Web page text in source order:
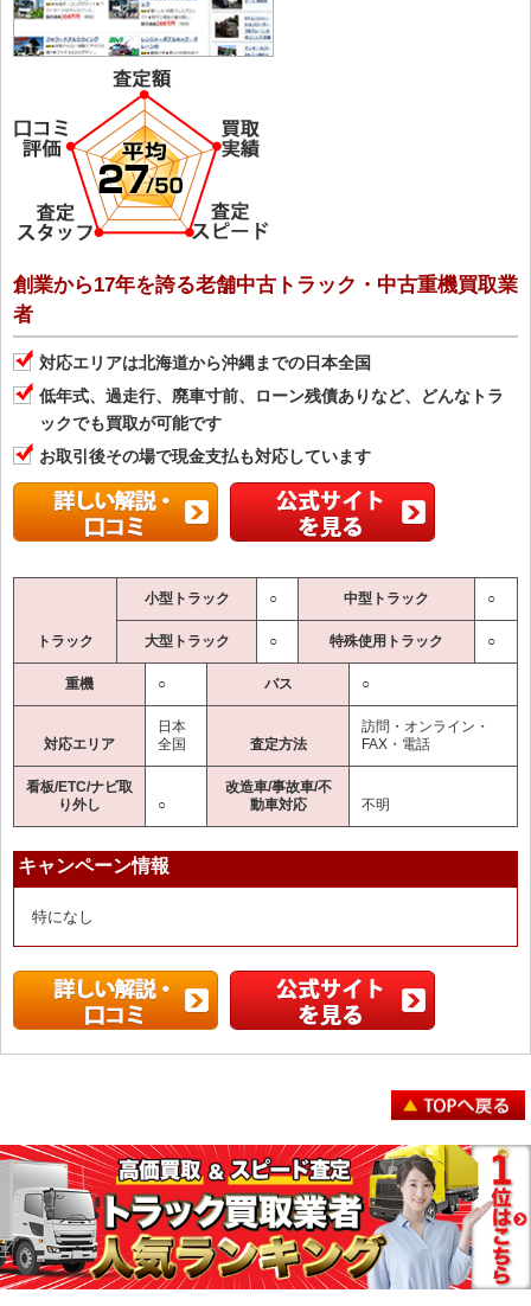
創業から17年を誇る老舗中古トラック・中古重機買取業
者
対応エリアは北海道から沖縄までの日本全国
低年式、過走行、廃車寸前、ローン残債ありなど、どんなトラ
ックでも買取が可能です
お取引後その場で現金支払も対応しています
トラック
小型トラック ○ 中型トラック ○
大型トラック ○ 特殊使用トラック ○
重機 ○ バス ○
対応エリア
日本
全国
査定方法
訪問・オンライン・
FAX・電話
看板/ETC/ナビ取
り外し
○
改造車/事故車/不
動車対応
不明
キャンペーン情報
特になし